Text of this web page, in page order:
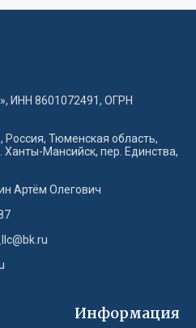
ИНН 8601072491, ОГРН
Тюменская область,
Мансийск, пер. Единства,
Артём Олегович
Информация